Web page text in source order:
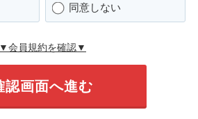
同意しない
▼会員規約を確認▼